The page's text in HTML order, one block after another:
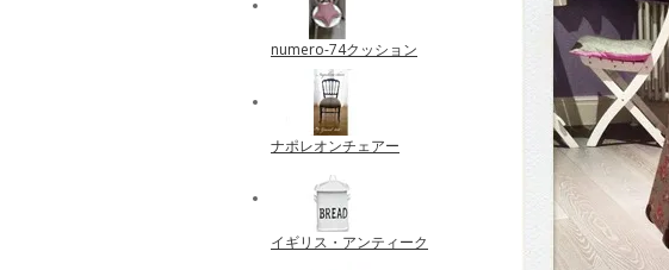
numero-74クッション
ナポレオンチェアー
イギリス・アンティーク